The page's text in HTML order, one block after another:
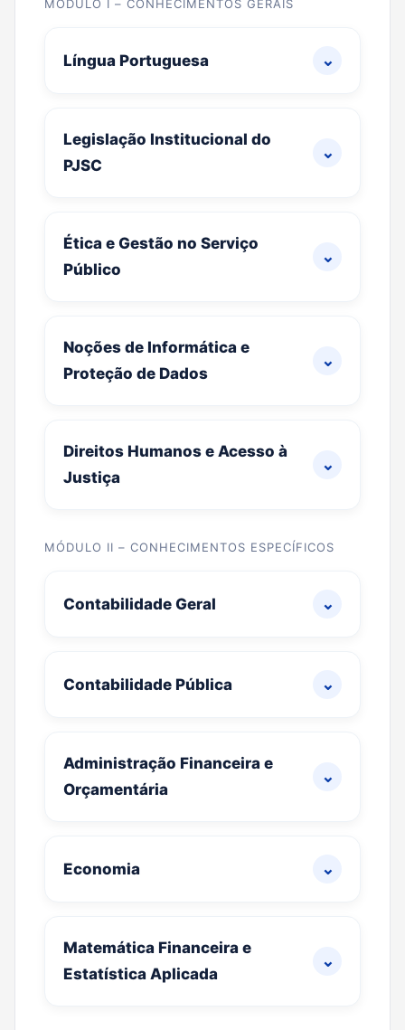
MÓDULO I – CONHECIMENTOS GERAIS
Língua Portuguesa ⌄
Legislação Institucional do
PJSC
⌄
Ética e Gestão no Serviço
Público
⌄
Noções de Informática e
Proteção de Dados
⌄
Direitos Humanos e Acesso à
Justiça
⌄
MÓDULO II – CONHECIMENTOS ESPECÍFICOS
Contabilidade Geral ⌄
Contabilidade Pública ⌄
Administração Financeira e
Orçamentária
⌄
Economia ⌄
Matemática Financeira e
Estatística Aplicada
⌄